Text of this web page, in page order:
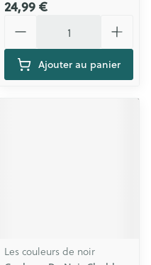
24,99 €
Ajouter au panier
Les couleurs de noir